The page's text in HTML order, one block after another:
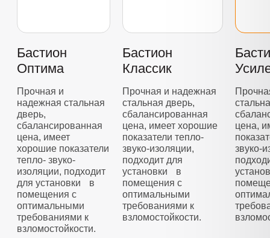
Бастион
Оптима
Прочная и
надежная стальная
дверь,
сбалансированная
цена, имеет
хорошие показатели
тепло- звуко-
изоляции, подходит
для установки в
помещения с
оптимальными
требованиями к
взломостойкости.
Бастион
Классик
Прочная и надежная
стальная дверь,
сбалансированная
цена, имеет хорошие
показатели тепло-
звуко-изоляции,
подходит для
установки в
помещения с
оптимальными
требованиями к
взломостойкости.
цена,
звуко-